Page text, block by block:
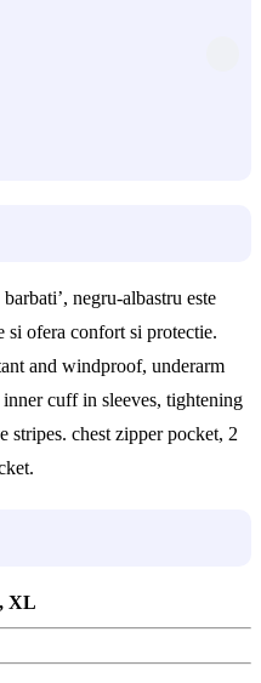
negru-albastru este
si ofera confort si protectie.
and windproof, underarm
cuff in sleeves, tightening
stripes. chest zipper pocket, 2
XL